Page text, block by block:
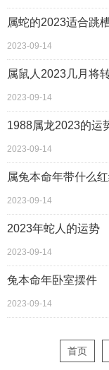
属蛇的2023适合跳
2023-09-14
属鼠人2023几月将
2023-09-14
1988属龙2023的运
2023-09-14
属兔本命年带什么
2023-09-14
2023年蛇人的运势
2023-09-14
兔本命年卧室摆件
2023-09-14
首页